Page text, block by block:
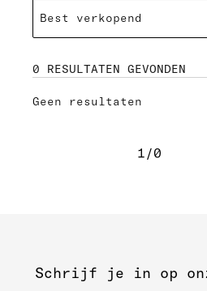
0 RESULTATEN GEVONDEN
Geen resultaten
1/0
Schrijf je in op